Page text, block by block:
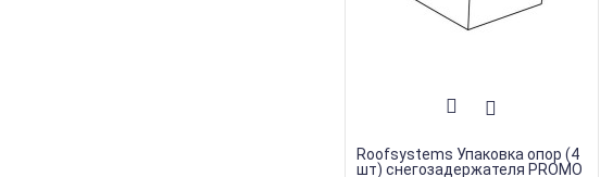
Roofsystems Упаковка опор (4
шт) снегозадержателя PROMO